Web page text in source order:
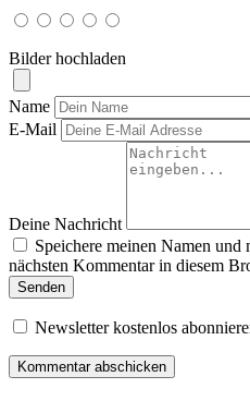
Bilder hochladen
Name
E-Mail
Deine Nachricht
Speichere meinen Namen
nächsten Kommentar in diesem
Senden
Newsletter kostenlos